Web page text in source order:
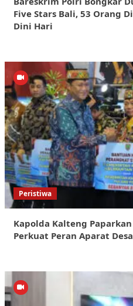
Five Stars Bali, 53 Orang
Dini Hari
Peristiwa
Kapolda Kalteng
Perkuat Peran Aparat